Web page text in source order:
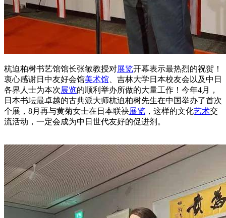
杭迫柏树书艺馆馆长张敏教授对展览开幕表示最热烈的祝贺！
衷心感谢日中友好会馆美术馆 、吉林大学日本校友会以及中日
各界人士为本次展览的顺利举办所做的大量工作！今年4月，
日本书坛最卓越的古典派大师杭迫柏树先生在中国举办了首次
个展，8月再与黄菊女士在日本联袂展览 ，这样的文化艺术交
流活动，一定会成为中日世代友好的促进剂。